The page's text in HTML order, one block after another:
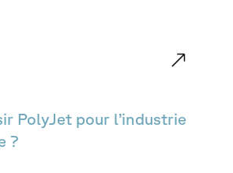
PolyJet pour l’industrie
?